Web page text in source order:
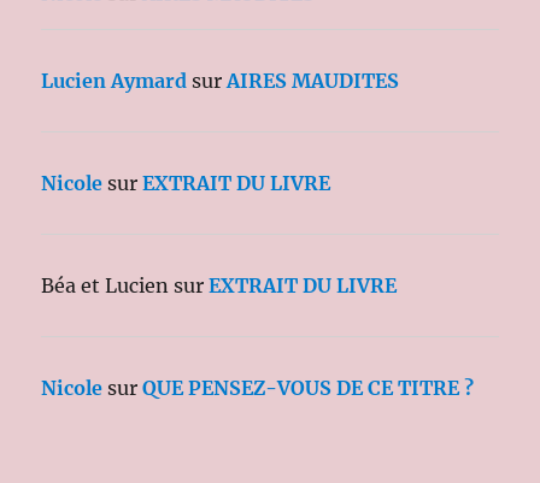
Lucien Aymard surAIRES MAUDITES
Nicole surEXTRAIT DU LIVRE
Béa et Lucien surEXTRAIT DU LIVRE
Nicole surQUE PENSEZ-VOUS DE CE TITRE ?